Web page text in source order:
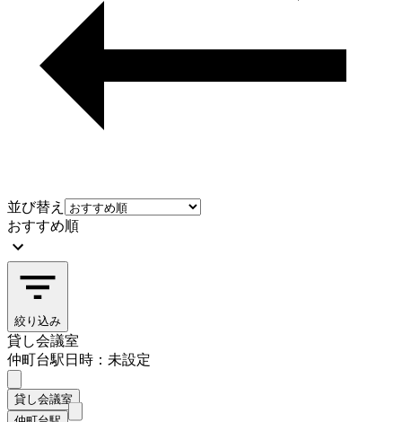
並び替え
おすすめ順
絞り込み
貸し会議室
仲町台駅日時：未設定
貸し会議室